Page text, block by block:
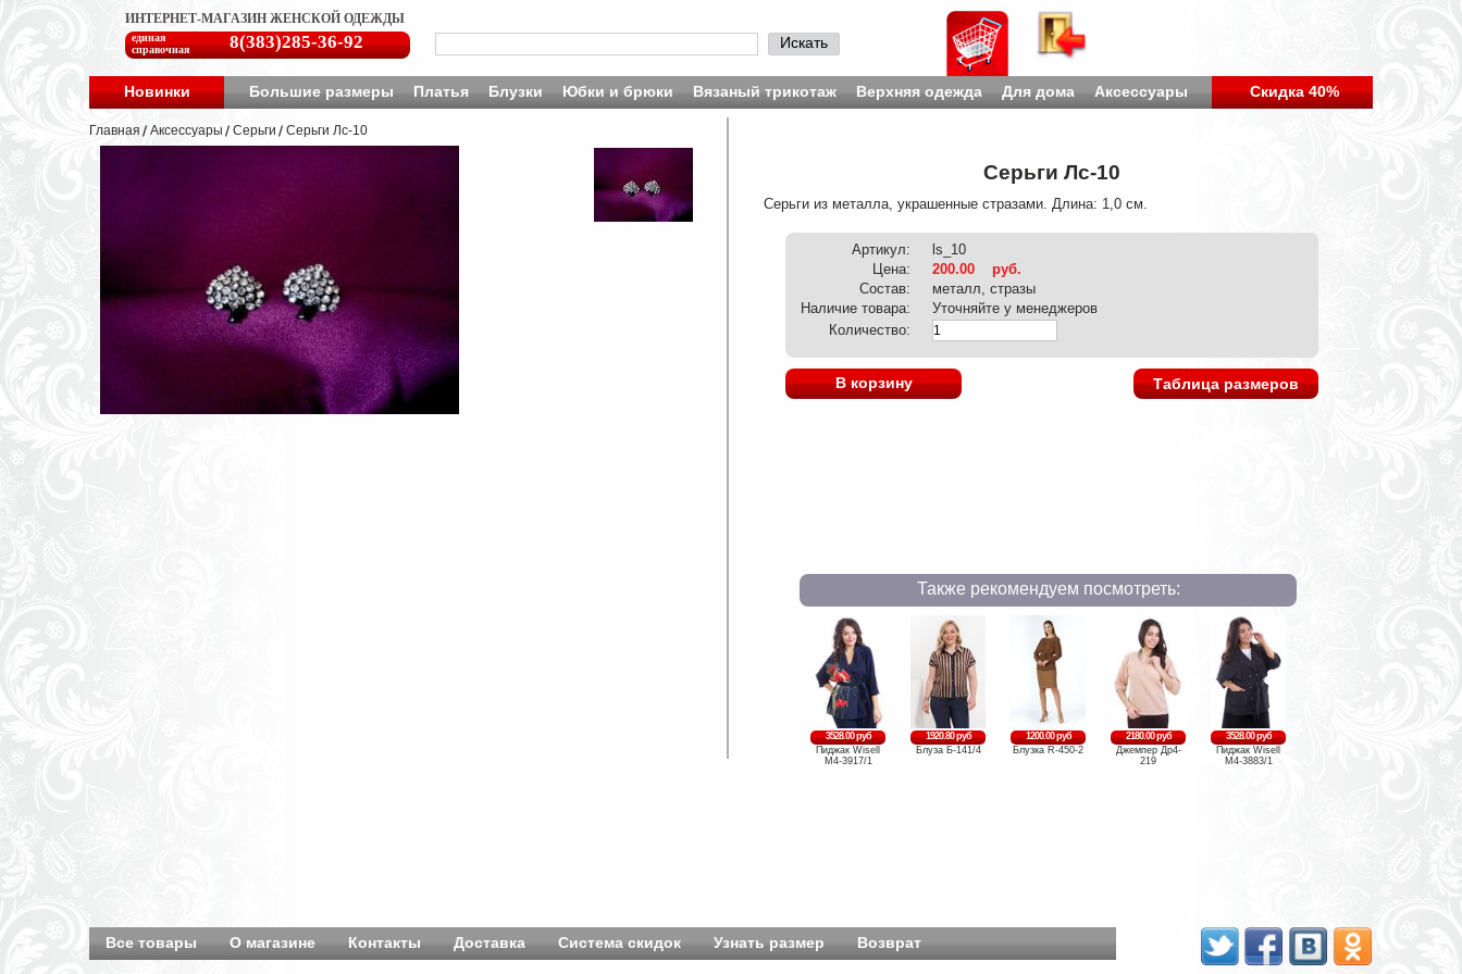
ИНТЕРНЕТ-МАГАЗИН ЖЕНСКОЙ ОДЕЖДЫ
единая
справочная
8(383)285-36-92 Искать
Новинки Большие размеры Платья Блузки Юбки и брюки Вязаный трикотаж Верхняя одежда Для дома Аксессуары Скидка 40%
Главная Аксессуары Серьги Серьги Лс-10
Серьги Лс-10
Серьги из металла, украшенные стразами. Длина: 1,0 см.
Артикул:
ls_10
Цена:
200.00
руб.
Состав:
металл, стразы
Наличие товара:
Уточняйте у менеджеров
Количество:
В корзину Таблица размеров
Также рекомендуем посмотреть:
3528.00 руб
Пиджак Wisell
М4-3917/1
1920.80 руб
Блуза Б-141/4
1200.00 руб
Блузка R-450-2
2180.00 руб
Джемпер Др4-
219
3528.00 руб
Пиджак Wisell
М4-3883/1
Все товары О магазине Контакты Доставка Система скидок Узнать размер Возврат